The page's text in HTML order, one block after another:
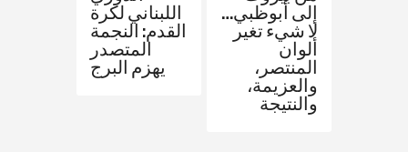
اللبناني لكرة
القدم: النجمة
المتصدر
يهزم البرج
إلى أبوظبي…
لا شيء تغير
ألوان
المنتصر،
والعزيمة،
والنتيجة